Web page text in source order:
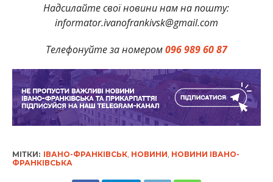
Надсилайте свої новини нам на пошту:
informator.ivanofrankivsk@gmail.com
Телефонуйте за номером096 989 60 87
МІТКИ: ІВАНО-ФРАНКІВСЬК, НОВИНИ, НОВИНИ ІВАНО-
ФРАНКІВСЬКА